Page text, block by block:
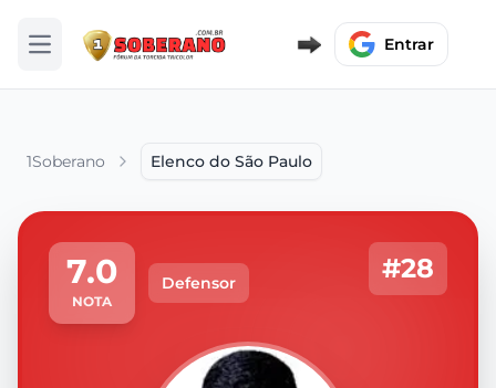
Abrir menu Entrar
1Soberano Elenco do São Paulo
7.0
NOTA
Defensor #28